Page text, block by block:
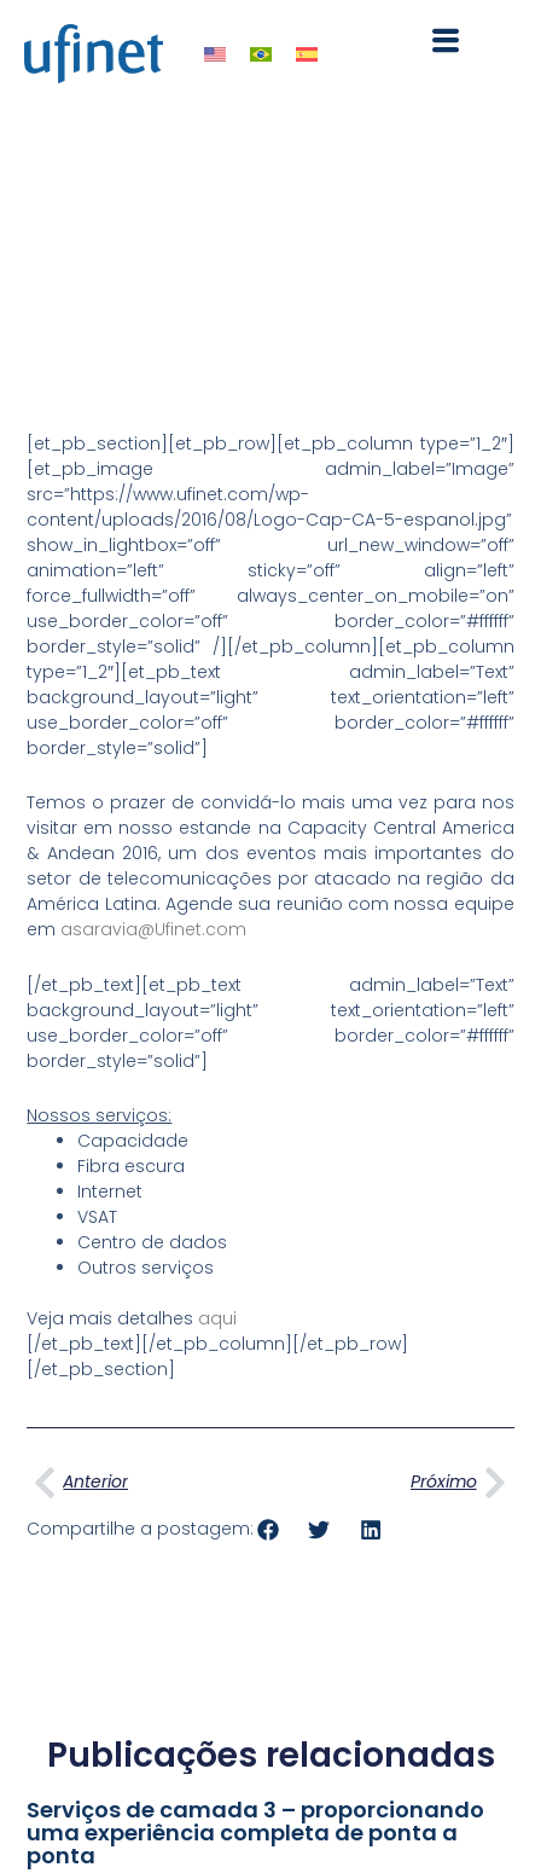
para
conteúdo
[et_pb_section][et_pb_row][et_pb_column type=”1_2″]
[et_pb_image admin_label=”Image”
src=”https://www.ufinet.com/wp-
content/uploads/2016/08/Logo-Cap-CA-5-espanol.jpg”
show_in_lightbox=”off” url_new_window=”off”
animation=”left” sticky=”off” align=”left”
force_fullwidth=”off” always_center_on_mobile=”on”
use_border_color=”off” border_color=”#ffffff”
border_style=”solid” /][/et_pb_column][et_pb_column
type=”1_2″][et_pb_text admin_label=”Text”
background_layout=”light” text_orientation=”left”
use_border_color=”off” border_color=”#ffffff”
border_style=”solid”]
Temos o prazer de convidá-lo mais uma vez para nos
visitar em nosso estande na Capacity Central America
& Andean 2016, um dos eventos mais importantes do
setor de telecomunicações por atacado na região da
América Latina. Agende sua reunião com nossa equipe
em asaravia@Ufinet.com
[/et_pb_text][et_pb_text admin_label=”Text”
background_layout=”light” text_orientation=”left”
use_border_color=”off” border_color=”#ffffff”
border_style=”solid”]
Nossos serviços:
Capacidade
Fibra escura
Internet
VSAT
Centro de dados
Outros serviços
Veja mais detalhes aqui
[/et_pb_text][/et_pb_column][/et_pb_row]
[/et_pb_section]
Anterior
Anterior Próximo
Compartilhe a postagem:
Publicações relacionadas
Serviços de camada 3 – proporcionando
uma experiência completa de ponta a
ponta